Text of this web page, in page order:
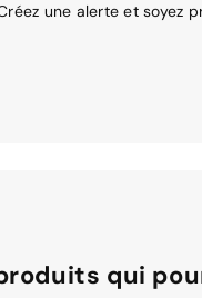
une alerte et soyez
qui